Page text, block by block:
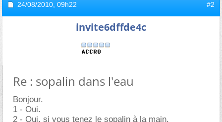
24/08/2010, 09h22 #2
invite6dffde4c
Re : sopalin dans l'eau
Bonjour.
1 - Oui.
2 - Oui, si vous tenez le sopalin à la main.